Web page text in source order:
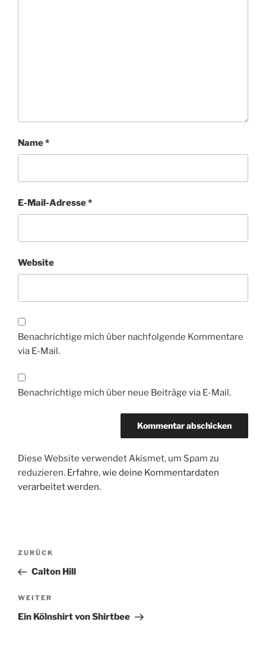
Name*
E-Mail-Adresse*
Website
Benachrichtige mich über nachfolgende Kommentare
via E-Mail.
Benachrichtige mich über neue Beiträge via E-Mail.
Diese Website verwendet Akismet, um Spam zu
reduzieren. Erfahre, wie deine Kommentardaten
verarbeitet werden.
Beitragsnavigation
Vorheriger
Beitrag
ZURÜCK
Calton Hill
Nächster
Beitrag
WEITER
Ein Kölnshirt von Shirtbee